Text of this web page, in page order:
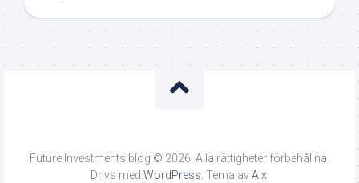
Future Investments blog © 2026. Alla rättigheter förbehållna.
Drivs med WordPress . Tema avAlx